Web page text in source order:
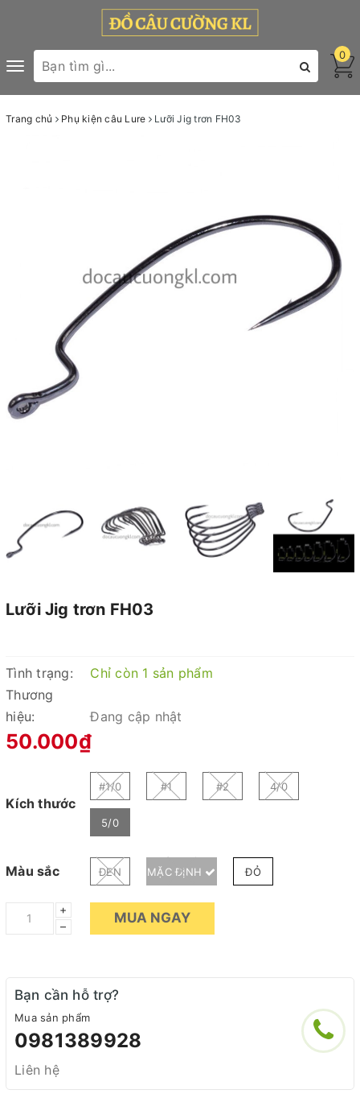
Toggle
navigation
0
Trang chủ Phụ kiện câu Lure Lưỡi Jig trơn FH03
Lưỡi Jig trơn FH03
Tình trạng:
Chỉ còn 1 sản phẩm
Thương
hiệu:
Đang cập nhật
50.000₫
Kích thước
#1/0 #1 #2 4/0
5/0
Màu sắc ĐEN MẶC ĐỊNH ĐỎ
+
–
MUA NGAY
Bạn cần hỗ trợ?
Mua sản phẩm
0981389928
Liên hệ